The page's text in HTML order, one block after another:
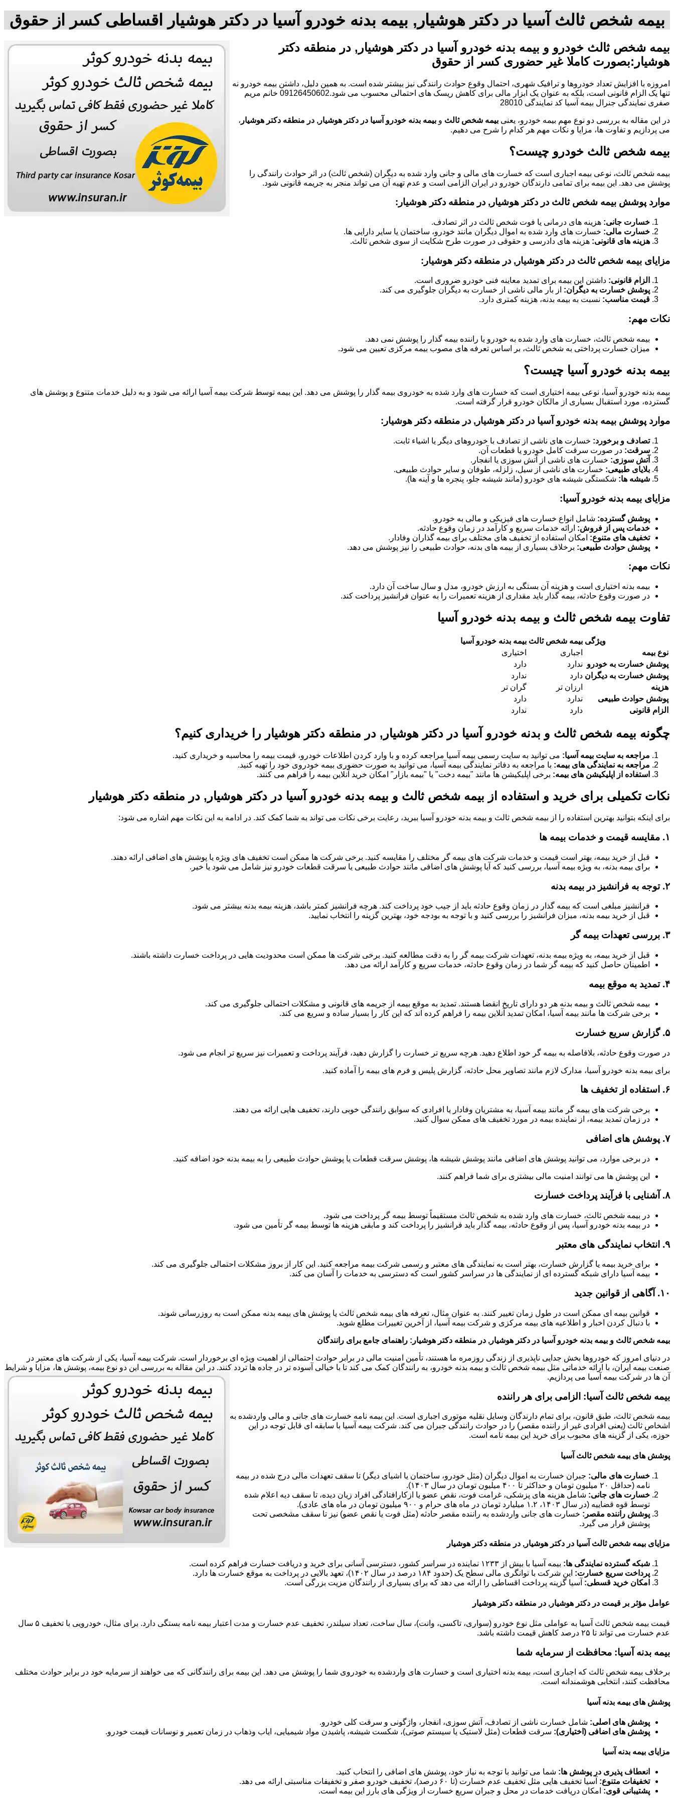
بیمه شخص ثالث آسیا در دکتر هوشیار, بیمه بدنه خودرو آسیا در دکتر هوشیار اقساطی کسر از حقوق
بیمه شخص ثالث خودرو و بیمه بدنه خودرو آسیا در دکتر هوشیار, در منطقه دکتر
هوشیار:بصورت کاملا غیر حضوری کسر از حقوق
امروزه با افزایش تعداد خودروها و ترافیک شهری، احتمال وقوع حوادث رانندگی نیز بیشتر شده است. به همین دلیل، داشتن بیمه خودرو نه
تنها یک الزام قانونی است، بلکه به عنوان یک ابزار مالی برای کاهش ریسک های احتمالی محسوب می شود.09126450602 خانم مریم
صفری نمایندگی جنرال بیمه آسیا کد نمایندگی 28010
در این مقاله به بررسی دو نوع مهم بیمه خودرو، یعنی بیمه شخص ثالث و بیمه بدنه خودرو آسیا در دکتر هوشیار, در منطقه دکتر هوشیار ،
می پردازیم و تفاوت ها، مزایا و نکات مهم هر کدام را شرح می دهیم.
بیمه شخص ثالث خودرو چیست؟
بیمه شخص ثالث، نوعی بیمه اجباری است که خسارت های مالی و جانی وارد شده به دیگران (شخص ثالث) در اثر حوادث رانندگی را
پوشش می دهد. این بیمه برای تمامی دارندگان خودرو در ایران الزامی است و عدم تهیه آن می تواند منجر به جریمه قانونی شود.
موارد پوشش بیمه شخص ثالث در دکتر هوشیار, در منطقه دکتر هوشیار:
خسارت جانی: هزینه های درمانی یا فوت شخص ثالث در اثر تصادف.
خسارت مالی: خسارت های وارد شده به اموال دیگران مانند خودرو، ساختمان یا سایر دارایی ها.
هزینه های قانونی: هزینه های دادرسی و حقوقی در صورت طرح شکایت از سوی شخص ثالث.
مزایای بیمه شخص ثالث در دکتر هوشیار, در منطقه دکتر هوشیار:
الزام قانونی: داشتن این بیمه برای تمدید معاینه فنی خودرو ضروری است.
پوشش خسارت به دیگران: از بار مالی ناشی از خسارت به دیگران جلوگیری می کند.
قیمت مناسب: نسبت به بیمه بدنه، هزینه کمتری دارد.
نکات مهم:
بیمه شخص ثالث، خسارت های وارد شده به خودرو یا راننده بیمه گذار را پوشش نمی دهد.
میزان خسارت پرداختی به شخص ثالث، بر اساس تعرفه های مصوب بیمه مرکزی تعیین می شود.
بیمه بدنه خودرو آسیا چیست؟
بیمه بدنه خودرو آسیا، نوعی بیمه اختیاری است که خسارت های وارد شده به خودروی بیمه گذار را پوشش می دهد. این بیمه توسط شرکت بیمه آسیا ارائه می شود و به دلیل خدمات متنوع و پوشش های
گسترده، مورد استقبال بسیاری از مالکان خودرو قرار گرفته است.
موارد پوشش بیمه بدنه خودرو آسیا در دکتر هوشیار, در منطقه دکتر هوشیار:
تصادف و برخورد: خسارت های ناشی از تصادف با خودروهای دیگر یا اشیاء ثابت.
سرقت: در صورت سرقت کامل خودرو یا قطعات آن.
آتش سوزی: خسارت های ناشی از آتش سوزی یا انفجار.
بلایای طبیعی: خسارت های ناشی از سیل، زلزله، طوفان و سایر حوادث طبیعی.
شیشه ها: شکستگی شیشه های خودرو (مانند شیشه جلو، پنجره ها و آینه ها).
مزایای بیمه بدنه خودرو آسیا:
پوشش گسترده: شامل انواع خسارت های فیزیکی و مالی به خودرو.
خدمات پس از فروش: ارائه خدمات سریع و کارآمد در زمان وقوع حادثه.
تخفیف های متنوع: امکان استفاده از تخفیف های مختلف برای بیمه گذاران وفادار.
پوشش حوادث طبیعی: برخلاف بسیاری از بیمه های بدنه، حوادث طبیعی را نیز پوشش می دهد.
نکات مهم:
بیمه بدنه اختیاری است و هزینه آن بستگی به ارزش خودرو، مدل و سال ساخت آن دارد.
در صورت وقوع حادثه، بیمه گذار باید مقداری از هزینه تعمیرات را به عنوان فرانشیز پرداخت کند.
تفاوت بیمه شخص ثالث و بیمه بدنه خودرو آسیا
ویژگی بیمه شخص ثالث بیمه بدنه خودرو آسیا
نوع بیمه
اجباری
اختیاری
پوشش خسارت به خودرو ندارد
دارد
پوشش خسارت به دیگران دارد
ندارد
هزینه
ارزان تر
گران تر
پوشش حوادث طبیعی
ندارد
دارد
الزام قانونی
دارد ندارد
چگونه بیمه شخص ثالث و بدنه خودرو آسیا در دکتر هوشیار, در منطقه دکتر هوشیار را خریداری کنیم؟
مراجعه به سایت بیمه آسیا: می توانید به سایت رسمی بیمه آسیا مراجعه کرده و با وارد کردن اطلاعات خودرو، قیمت بیمه را محاسبه و خریداری کنید.
مراجعه به نمایندگی های بیمه: با مراجعه به دفاتر نمایندگی بیمه آسیا، می توانید به صورت حضوری بیمه خودروی خود را تهیه کنید.
استفاده از اپلیکیشن های بیمه: برخی اپلیکیشن ها مانند "بیمه دخت" یا "بیمه بازار" امکان خرید آنلاین بیمه را فراهم می کنند.
نکات تکمیلی برای خرید و استفاده از بیمه شخص ثالث و بیمه بدنه خودرو آسیا در دکتر هوشیار, در منطقه دکتر هوشیار
برای اینکه بتوانید بهترین استفاده را از بیمه شخص ثالث و بیمه بدنه خودرو آسیا ببرید، رعایت برخی نکات می تواند به شما کمک کند. در ادامه به این نکات مهم اشاره می شود:
۱. مقایسه قیمت و خدمات بیمه ها
قبل از خرید بیمه، بهتر است قیمت و خدمات شرکت های بیمه گر مختلف را مقایسه کنید. برخی شرکت ها ممکن است تخفیف های ویژه یا پوشش های اضافی ارائه دهند.
برای بیمه بدنه، به ویژه بیمه آسیا، بررسی کنید که آیا پوشش های اضافی مانند حوادث طبیعی یا سرقت قطعات خودرو نیز شامل می شود یا خیر.
۲. توجه به فرانشیز در بیمه بدنه
فرانشیز مبلغی است که بیمه گذار در زمان وقوع حادثه باید از جیب خود پرداخت کند. هرچه فرانشیز کمتر باشد، هزینه بیمه بدنه بیشتر می شود.
قبل از خرید بیمه بدنه، میزان فرانشیز را بررسی کنید و با توجه به بودجه خود، بهترین گزینه را انتخاب نمایید.
۳. بررسی تعهدات بیمه گر
قبل از خرید بیمه، به ویژه بیمه بدنه، تعهدات شرکت بیمه گر را به دقت مطالعه کنید. برخی شرکت ها ممکن است محدودیت هایی در پرداخت خسارت داشته باشند.
اطمینان حاصل کنید که بیمه گر شما در زمان وقوع حادثه، خدمات سریع و کارآمد ارائه می دهد.
۴. تمدید به موقع بیمه
بیمه شخص ثالث و بیمه بدنه هر دو دارای تاریخ انقضا هستند. تمدید به موقع بیمه از جریمه های قانونی و مشکلات احتمالی جلوگیری می کند.
برخی شرکت ها مانند بیمه آسیا، امکان تمدید آنلاین بیمه را فراهم کرده اند که این کار را بسیار ساده و سریع می کند.
۵. گزارش سریع خسارت
در صورت وقوع حادثه، بلافاصله به بیمه گر خود اطلاع دهید. هرچه سریع تر خسارت را گزارش دهید، فرآیند پرداخت و تعمیرات نیز سریع تر انجام می شود.
برای بیمه بدنه خودرو آسیا، مدارک لازم مانند تصاویر محل حادثه، گزارش پلیس و فرم های بیمه را آماده کنید.
۶. استفاده از تخفیف ها
برخی شرکت های بیمه گر مانند بیمه آسیا، به مشتریان وفادار یا افرادی که سوابق رانندگی خوبی دارند، تخفیف هایی ارائه می دهند.
در زمان تمدید بیمه، از نماینده بیمه در مورد تخفیف های ممکن سوال کنید.
۷. پوشش های اضافی
در برخی موارد، می توانید پوشش های اضافی مانند پوشش شیشه ها، پوشش سرقت قطعات یا پوشش حوادث طبیعی را به بیمه بدنه خود اضافه کنید.
این پوشش ها می توانند امنیت مالی بیشتری برای شما فراهم کنند.
۸. آشنایی با فرآیند پرداخت خسارت
در بیمه شخص ثالث، خسارت های وارد شده به شخص ثالث مستقیماً توسط بیمه گر پرداخت می شود.
در بیمه بدنه خودرو آسیا، پس از وقوع حادثه، بیمه گذار باید فرانشیز را پرداخت کند و مابقی هزینه ها توسط بیمه گر تأمین می شود.
۹. انتخاب نمایندگی های معتبر
برای خرید بیمه یا گزارش خسارت، بهتر است به نمایندگی های معتبر و رسمی شرکت بیمه مراجعه کنید. این کار از بروز مشکلات احتمالی جلوگیری می کند.
بیمه آسیا دارای شبکه گسترده ای از نمایندگی ها در سراسر کشور است که دسترسی به خدمات را آسان می کند.
۱۰. آگاهی از قوانین جدید
قوانین بیمه ای ممکن است در طول زمان تغییر کنند. به عنوان مثال، تعرفه های بیمه شخص ثالث یا پوشش های بیمه بدنه ممکن است به روزرسانی شوند.
با دنبال کردن اخبار و اطلاعیه های بیمه مرکزی و شرکت بیمه آسیا، از آخرین تغییرات مطلع شوید.
بیمه شخص ثالث و بیمه بدنه خودرو آسیا در دکتر هوشیار, در منطقه دکتر هوشیار: راهنمای جامع برای رانندگان
در دنیای امروز که خودروها بخش جدایی ناپذیری از زندگی روزمره ما هستند، تأمین امنیت مالی در برابر حوادث احتمالی از اهمیت ویژه ای برخوردار است. شرکت بیمه آسیا، یکی از شرکت های معتبر در
صنعت بیمه ایران، با ارائه خدماتی مثل بیمه شخص ثالث و بیمه بدنه خودرو، به رانندگان کمک می کند تا با خیالی آسوده تر در جاده ها تردد کنند. در این مقاله به بررسی این دو نوع بیمه، پوشش ها، مزایا و شرایط
آن ها در شرکت بیمه آسیا می پردازیم.
بیمه شخص ثالث آسیا: الزامی برای هر راننده
بیمه شخص ثالث، طبق قانون، برای تمام دارندگان وسایل نقلیه موتوری اجباری است. این بیمه نامه خسارت های جانی و مالی واردشده به
اشخاص ثالث (یعنی افرادی غیر از راننده مقصر) را در حوادث رانندگی جبران می کند. شرکت بیمه آسیا با سابقه ای قابل توجه در این
حوزه، یکی از گزینه های محبوب برای خرید این بیمه نامه است.
پوشش های بیمه شخص ثالث آسیا
خسارت های مالی: جبران خسارت به اموال دیگران (مثل خودرو، ساختمان یا اشیای دیگر) تا سقف تعهدات مالی درج شده در بیمه
نامه (حداقل ۲۰ میلیون تومان و حداکثر تا ۴۰۰ میلیون تومان در سال ۱۴۰۳).
خسارت های جانی: شامل هزینه های پزشکی، غرامت فوت، نقص عضو یا ازکارافتادگی افراد زیان دیده، تا سقف دیه اعلام شده
توسط قوه قضاییه (در سال ۱۴۰۳، ۱.۲ میلیارد تومان در ماه های حرام و ۹۰۰ میلیون تومان در ماه های عادی).
پوشش راننده مقصر: خسارت های جانی واردشده به راننده مقصر حادثه (مثل فوت یا نقص عضو) نیز تا سقف مشخصی تحت
پوشش قرار می گیرد.
مزایای بیمه شخص ثالث آسیا در دکتر هوشیار, در منطقه دکتر هوشیار
شبکه گسترده نمایندگی ها: بیمه آسیا با بیش از ۱۲۳۳ نماینده در سراسر کشور، دسترسی آسانی برای خرید و دریافت خسارت فراهم کرده است.
پرداخت سریع خسارت: این شرکت با توانگری مالی سطح یک (حدود ۱۸۴ درصد در سال ۱۴۰۲)، تعهد بالایی در پرداخت به موقع خسارت ها دارد.
امکان خرید قسطی: آسیا گزینه پرداخت اقساطی را ارائه می دهد که برای بسیاری از رانندگان مزیت بزرگی است.
عوامل مؤثر بر قیمت در دکتر هوشیار, در منطقه دکتر هوشیار
قیمت بیمه شخص ثالث آسیا به عواملی مثل نوع خودرو (سواری، تاکسی، وانت)، سال ساخت، تعداد سیلندر، تخفیف عدم خسارت و مدت اعتبار بیمه نامه بستگی دارد. برای مثال، خودرویی با تخفیف ۵ سال
عدم خسارت می تواند تا ۲۵ درصد کاهش قیمت داشته باشد.
بیمه بدنه آسیا: محافظت از سرمایه شما
برخلاف بیمه شخص ثالث که اجباری است، بیمه بدنه اختیاری است و خسارت های واردشده به خودروی شما را پوشش می دهد. این بیمه برای رانندگانی که می خواهند از سرمایه خود در برابر حوادث مختلف
محافظت کنند، انتخابی هوشمندانه است.
پوشش های بیمه بدنه آسیا
پوشش های اصلی: شامل خسارت ناشی از تصادف، آتش سوزی، انفجار، واژگونی و سرقت کلی خودرو.
پوشش های اضافی (اختیاری): سرقت قطعات (مثل لاستیک یا سیستم صوتی)، شکست شیشه، پاشیدن مواد شیمیایی، ایاب وذهاب در زمان تعمیر و نوسانات قیمت خودرو.
مزایای بیمه بدنه آسیا
انعطاف پذیری در پوشش ها: شما می توانید با توجه به نیاز خود، پوشش های اضافی را انتخاب کنید.
تخفیفات متنوع: آسیا تخفیف هایی مثل تخفیف عدم خسارت (تا ۶۰ درصد)، تخفیف خودرو صفر و تخفیفات مناسبتی ارائه می دهد.
پشتیبانی قوی: امکان دریافت خدمات در محل و جبران سریع خسارت از ویژگی های بارز این بیمه است.